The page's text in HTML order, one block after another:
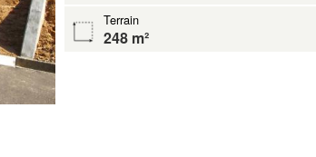
Terrain
248 m²